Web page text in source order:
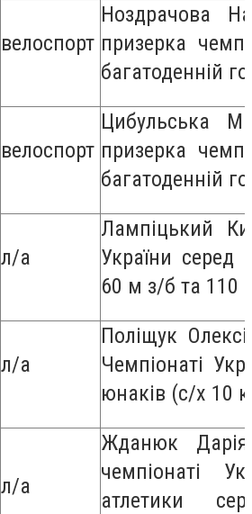
велоспорт
Ноздрачова
призерка
багатоденній
велоспорт
Цибульська
призерка
багатоденній
л/а
Лампіцький
України серед
60 м з/б та 110
л/а
Поліщук
Чемпіонаті
юнаків (с/х 10
л/а
Жданюк
чемпіонаті
атлетики